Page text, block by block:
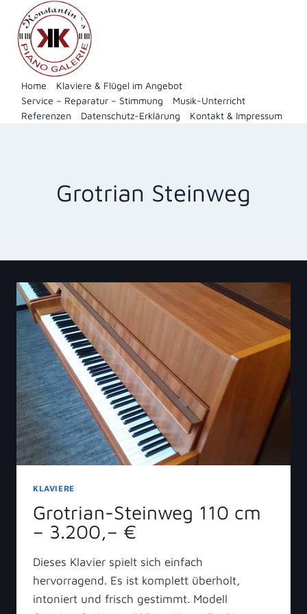
Inhalt
springen
Home
Klaviere & Flügel im Angebot
Service – Reparatur – Stimmung
Musik-Unterricht
Referenzen
Datenschutz-Erklärung Kontakt & Impressum
Grotrian Steinweg
KLAVIERE
Grotrian-Steinweg 110 cm
– 3.200,– €
Dieses Klavier spielt sich einfach
hervorragend. Es ist komplett überholt,
intoniert und frisch gestimmt. Modell